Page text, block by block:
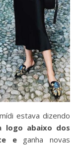
estava dizendo
logo abaixo dos
eganha novas